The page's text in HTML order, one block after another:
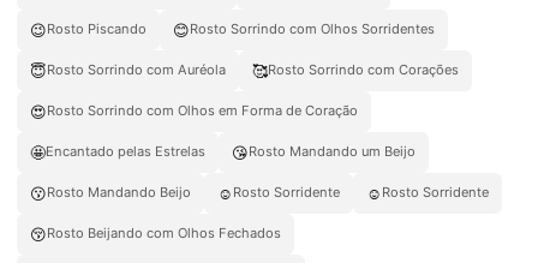
😉Rosto Piscando 😊Rosto Sorrindo com Olhos Sorridentes
😇Rosto Sorrindo com Auréola 🥰Rosto Sorrindo com Corações
😍Rosto Sorrindo com Olhos em Forma de Coração
🤩Encantado pelas Estrelas 😘Rosto Mandando um Beijo
😗Rosto Mandando Beijo ☺️ Rosto Sorridente ☺ Rosto Sorridente
😚Rosto Beijando com Olhos Fechados